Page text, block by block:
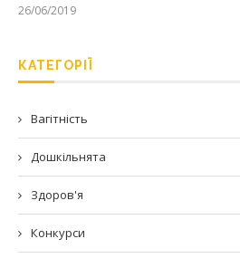
26/06/2019
КАТЕГОРІЇ
Вагітність
Дошкільнята
Здоров'я
Конкурси